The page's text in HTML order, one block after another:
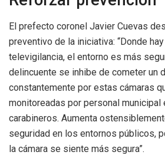
El prefecto coronel Javier Cuevas
preventivo de la iniciativa: “Donde
televigilancia, el entorno es más
delincuente se inhibe de cometer un
constantemente por estas cámaras
monitoreadas por personal municipal
carabineros. Aumenta
seguridad en los entornos públicos,
la cámara se siente más segura”.